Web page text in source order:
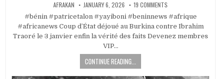
AFRAKAN JANUARY 6, 2026 19 COMMENTS
#bénin #patricetalon #yayiboni #beninnews #afrique
#africanews Coup d’État déjoué au Burkina contre Ibrahim
Traoré le 3 janvier enfin la vérité des faits Devenez membres
VIP…
CONTINUE READING...